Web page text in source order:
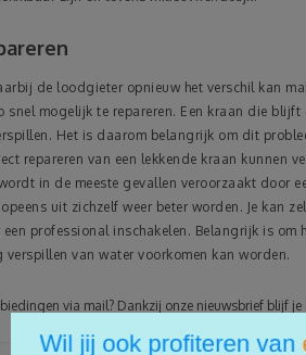
de loodgieter opnieuw het verschil kan
snel mogelijk te repareren. Een kraan die blijft
Het is daarom belangrijk om dit
repareren van een lekkende kraan kunnen
in de meeste gevallen veroorzaakt door
uit zichzelf weer beter worden. Je kan
professional inschakelen. Belangrijk is om
van water voorkomen kan worden.
via mail? Dankzij onze nieuwsbrief blijf